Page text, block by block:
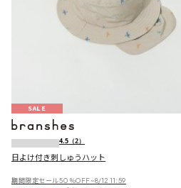
SALE
4.5 （2）
日よけ付き刺しゅうハット
期間限定セール50％OFF~8/12 11:59